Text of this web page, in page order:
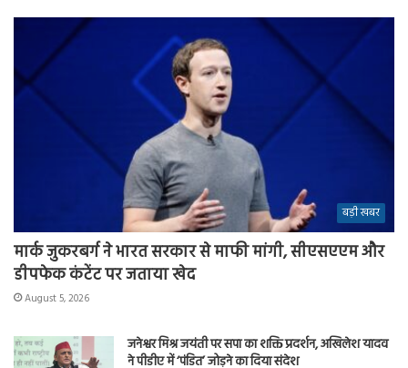
बड़ी खबर
मार्क जुकरबर्ग ने भारत सरकार से माफी मांगी, सीएसएएम और
डीपफेक कंटेंट पर जताया खेद
August 5, 2026
जनेश्वर मिश्र जयंती पर सपा का शक्ति प्रदर्शन, अखिलेश यादव
ने पीडीए में ‘पंडित’ जोड़ने का दिया संदेश